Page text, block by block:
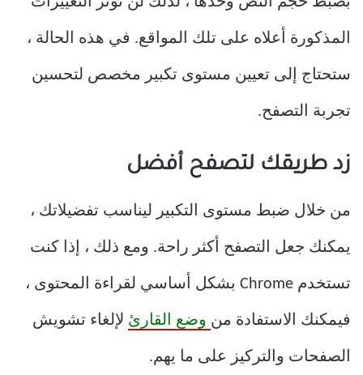
المذكورة أعلاه على تلك المواقع. في هذه الحالة ،
ستحتاج إلى تعيين مستوى تكبير مخصص لتحسين
تجربة التصفح.
زد طريقك لتصفح أفضل
من خلال ضبط مستوى التكبير ليناسب تفضيلاتك ،
يمكنك جعل التصفح أكثر راحة. ومع ذلك ، إذا كنت
تستخدم Chrome بشكل أساسي لقراءة المحتوى ،
فيمكنك الاستفادة من وضع القارئ لإلغاء تشويش
الصفحات والتركيز على ما يهم.